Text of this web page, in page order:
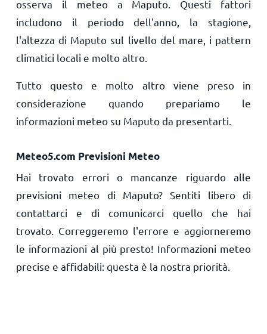
osserva il meteo a Maputo. Questi fattori
includono il periodo dell'anno, la stagione,
l'altezza di Maputo sul livello del mare, i pattern
climatici locali e molto altro.
Tutto questo e molto altro viene preso in
considerazione quando prepariamo le
informazioni meteo su Maputo da presentarti.
Meteo5.com Previsioni Meteo
Hai trovato errori o mancanze riguardo alle
previsioni meteo di Maputo? Sentiti libero di
contattarci e di comunicarci quello che hai
trovato. Correggeremo l'errore e aggiorneremo
le informazioni al più presto! Informazioni meteo
precise e affidabili: questa è la nostra priorità.